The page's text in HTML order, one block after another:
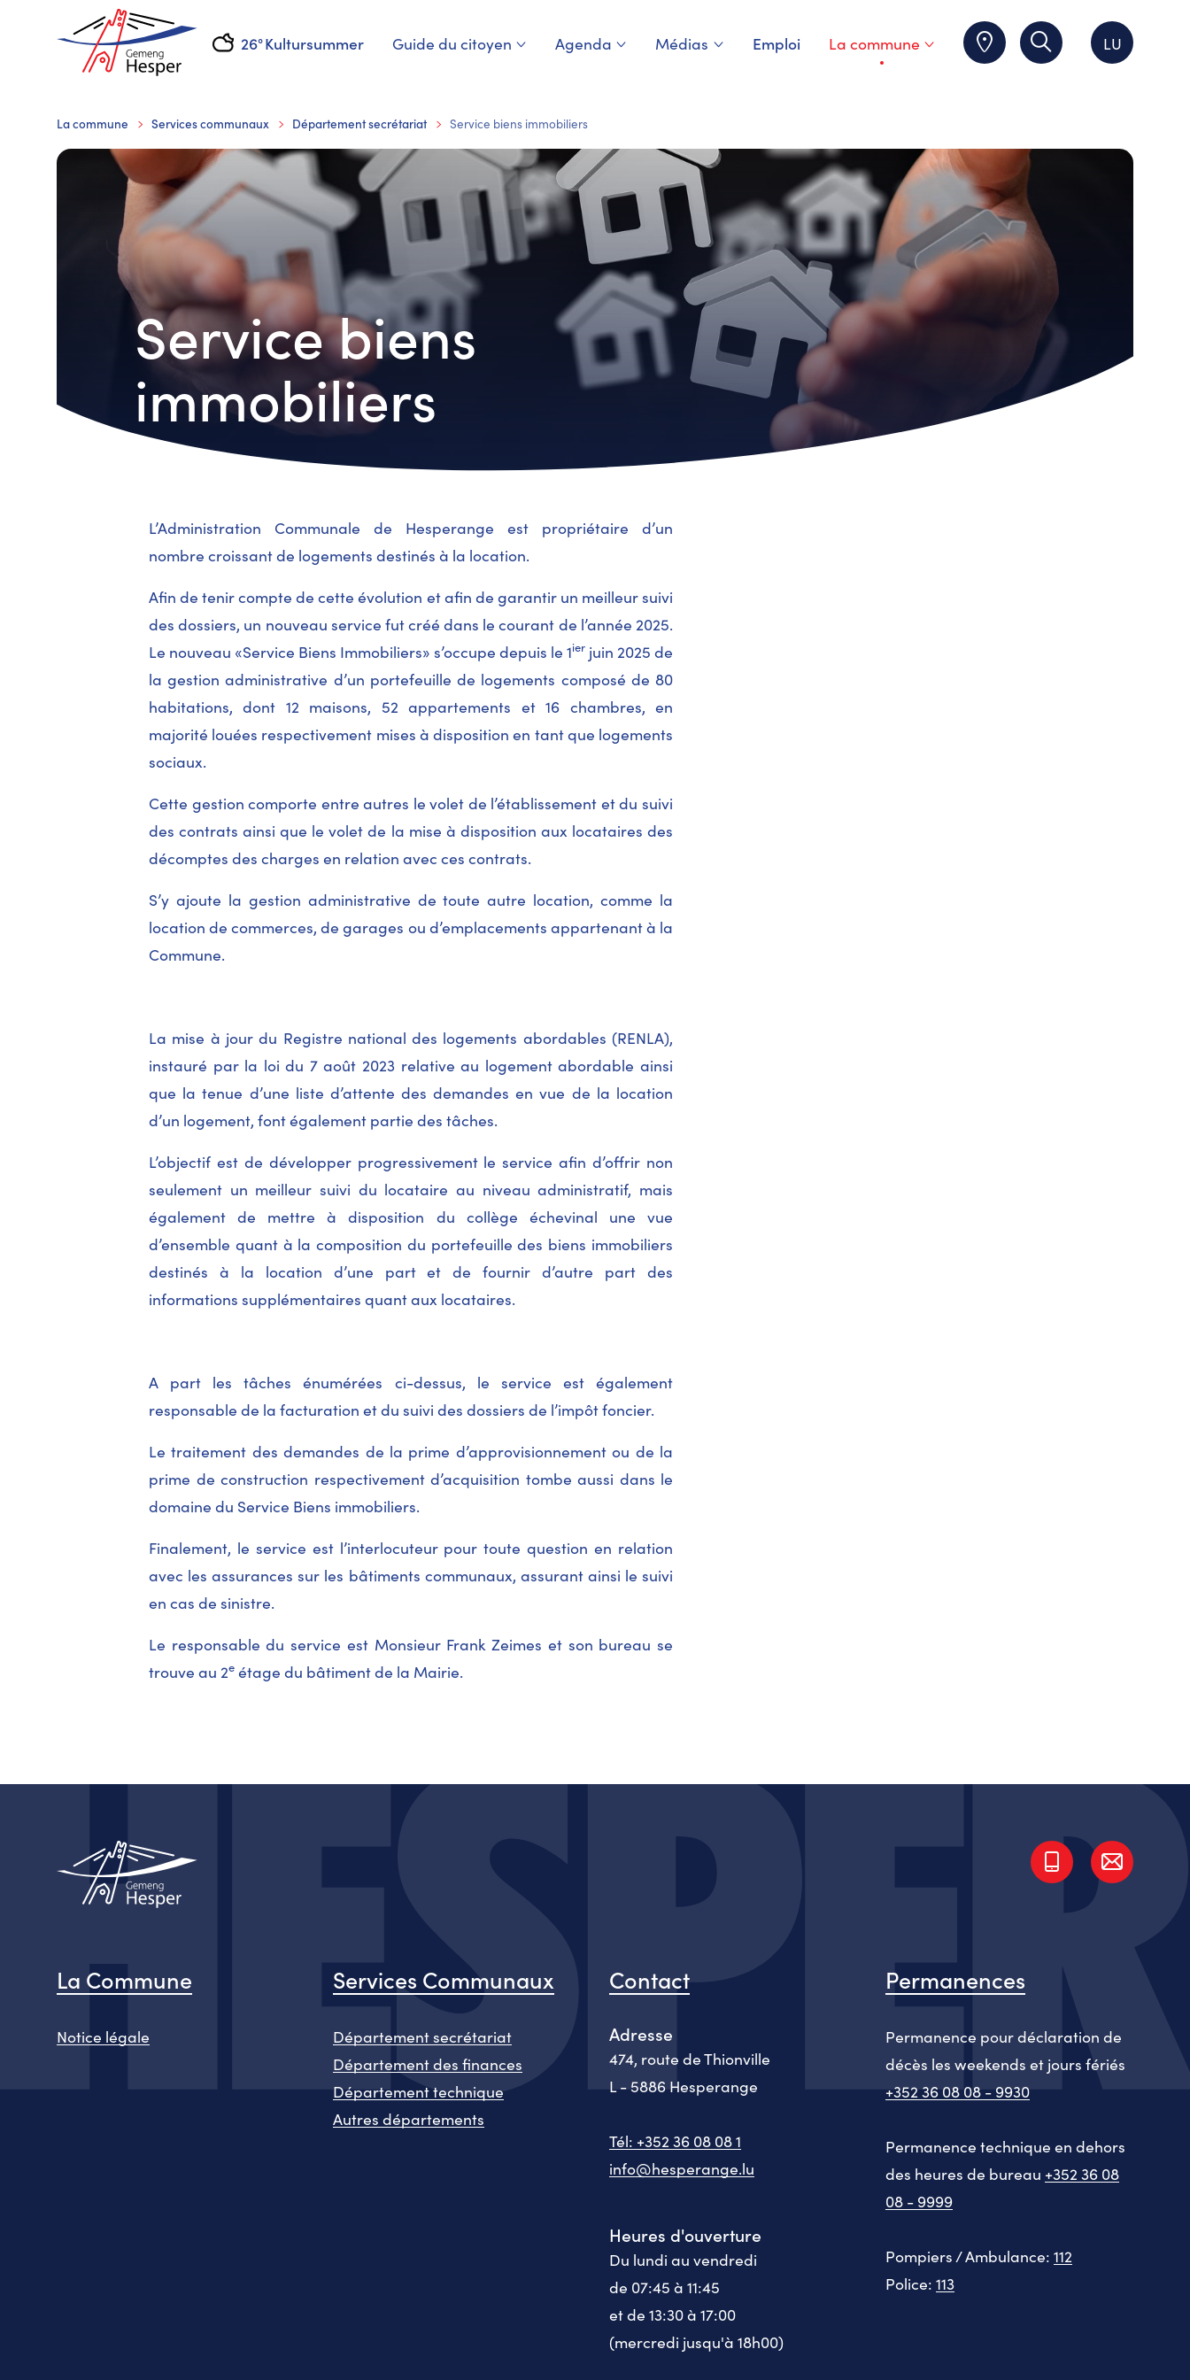
26°Kultursummer Guide du citoyen Agenda Médias Emploi La commune
Page courante
LU
La commune Services communaux Département secrétariat Service biens immobiliers
Service biens
immobiliers
L’Administration Communale de Hesperange est propriétaire d’un
nombre croissant de logements destinés à la location.
Afin de tenir compte de cette évolution et afin de garantir un meilleur suivi
des dossiers, un nouveau service fut créé dans le courant de l’année 2025.
Le nouveau «Service Biens Immobiliers» s’occupe depuis le 1ier juin 2025 de
la gestion administrative d’un portefeuille de logements composé de 80
habitations, dont 12 maisons, 52 appartements et 16 chambres, en
majorité louées respectivement mises à disposition en tant que logements
sociaux.
Cette gestion comporte entre autres le volet de l’établissement et du suivi
des contrats ainsi que le volet de la mise à disposition aux locataires des
décomptes des charges en relation avec ces contrats.
S’y ajoute la gestion administrative de toute autre location, comme la
location de commerces, de garages ou d’emplacements appartenant à la
Commune.
La mise à jour du Registre national des logements abordables (RENLA),
instauré par la loi du 7 août 2023 relative au logement abordable ainsi
que la tenue d’une liste d’attente des demandes en vue de la location
d’un logement, font également partie des tâches.
L’objectif est de développer progressivement le service afin d’offrir non
seulement un meilleur suivi du locataire au niveau administratif, mais
également de mettre à disposition du collège échevinal une vue
d’ensemble quant à la composition du portefeuille des biens immobiliers
destinés à la location d’une part et de fournir d’autre part des
informations supplémentaires quant aux locataires.
A part les tâches énumérées ci-dessus, le service est également
responsable de la facturation et du suivi des dossiers de l’impôt foncier.
Le traitement des demandes de la prime d’approvisionnement ou de la
prime de construction respectivement d’acquisition tombe aussi dans le
domaine du Service Biens immobiliers.
Finalement, le service est l’interlocuteur pour toute question en relation
avec les assurances sur les bâtiments communaux, assurant ainsi le suivi
en cas de sinistre.
Le responsable du service est Monsieur Frank Zeimes et son bureau se
trouve au 2e étage du bâtiment de la Mairie.
La Commune
Notice légale
Services Communaux
Département secrétariat
Département des finances
Département technique
Autres départements
Contact
Adresse
474, route de Thionville
L - 5886 Hesperange
Tél: +352 36 08 08 1
info@hesperange.lu
Heures d'ouverture
Du lundi au vendredi
de 07:45 à 11:45
et de 13:30 à 17:00
(mercredi jusqu'à 18h00)
Permanences
Permanence pour déclaration de
décès les weekends et jours fériés
+352 36 08 08 - 9930
Permanence technique en dehors
des heures de bureau +352 36 08
08 - 9999
Pompiers / Ambulance: 112
Police: 113